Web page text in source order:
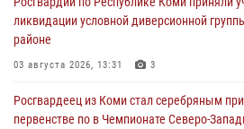
ликвидации условной диверсионной
районе
03 августа 2026, 13:31 3
Росгвардеец из Коми стал серебряным
первенстве по в Чемпионате Северо-